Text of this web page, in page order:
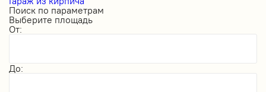
Поиск по параметрам
Выберите площадь
От:
До: